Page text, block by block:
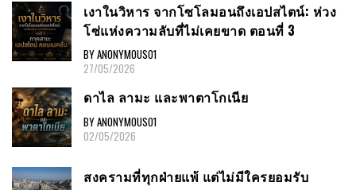
เงาในวิหาร จากโซโลมอนถึงเอปสไตน์: ห่วง
โซ่แห่งความลับที่ไม่เคยขาด ตอนที่ 3
BY ANONYMOUS01
27/05/2026
ดาไล ลามะ และพาตาโกเนีย
BY ANONYMOUS01
02/05/2026
สงครามที่ทุกฝ่ายแพ้ แต่ไม่มีใครยอมรับ